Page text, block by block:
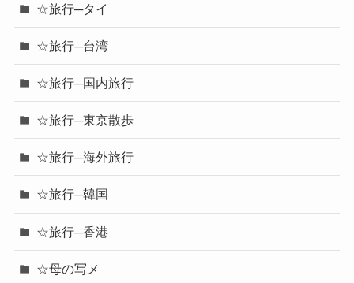
☆旅行─タイ
☆旅行─台湾
☆旅行─国内旅行
☆旅行─東京散歩
☆旅行─海外旅行
☆旅行─韓国
☆旅行─香港
☆母の写メ